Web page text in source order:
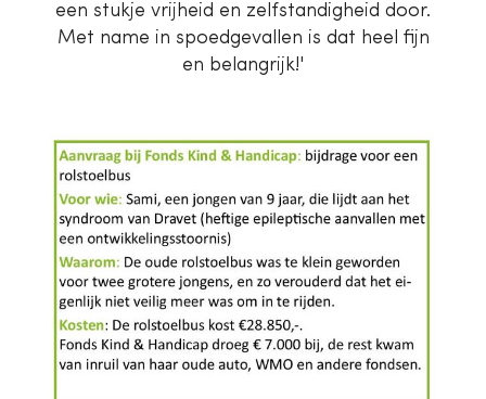
een stukje vrijheid en zelfstandigheid door.
Met name in spoedgevallen is dat heel fijn
en belangrijk!'